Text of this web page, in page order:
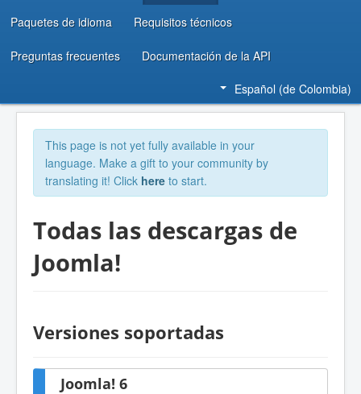
Paquetes de idioma Requisitos técnicos
Preguntas frecuentes Documentación de la API
Español (de Colombia)
This page is not yet fully available in your
language. Make a gift to your community by
translating it! Click here to start.
Todas las descargas de
Joomla!
Versiones soportadas
Joomla! 6